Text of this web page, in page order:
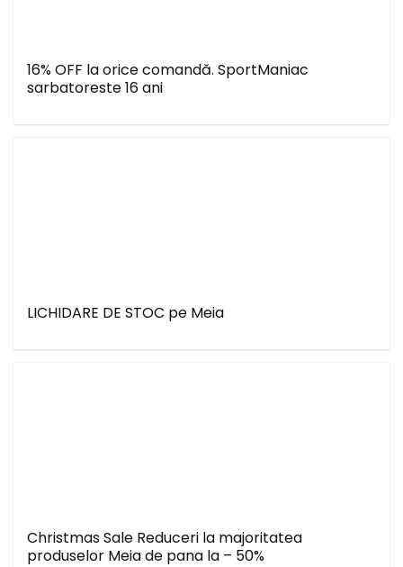
16% OFF la orice comandă. SportManiac
sarbatoreste 16 ani
LICHIDARE DE STOC pe Meia
Christmas Sale Reduceri la majoritatea
produselor Meia de pana la – 50%